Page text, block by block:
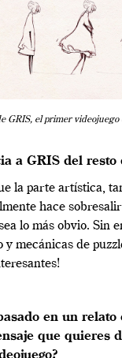
GRIS, el primer videojuego
a GRIS del resto
la parte artística,
hace
lo más obvio. Sin
y mecánicas de
en un relato
que quieres